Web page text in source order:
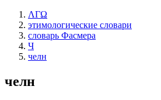
ΛΓΩ
этимологические словари
словарь Фасмера
Ч
челн
челн